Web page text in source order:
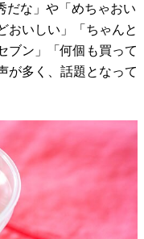
だな」や「めちゃおい
おいしい」「ちゃんと
ブン」「何個も買って
が多く、話題となって